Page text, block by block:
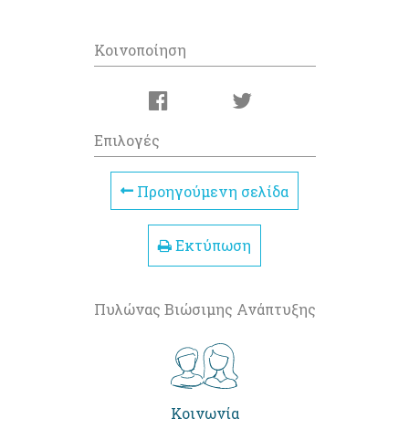
Κοινοποίηση
Επιλογές
Προηγούμενη σελίδα
Εκτύπωση
Πυλώνας Βιώσιμης Ανάπτυξης
Κοινωνία